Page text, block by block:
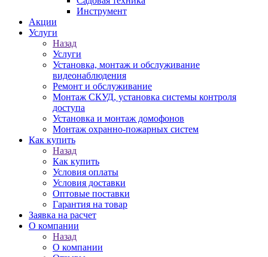
Инструмент
Акции
Услуги
Назад
Услуги
Установка, монтаж и обслуживание
видеонаблюдения
Ремонт и обслуживание
Монтаж СКУД, установка системы контроля
доступа
Установка и монтаж домофонов
Монтаж охранно-пожарных систем
Как купить
Назад
Как купить
Условия оплаты
Условия доставки
Оптовые поставки
Гарантия на товар
Заявка на расчет
О компании
Назад
О компании